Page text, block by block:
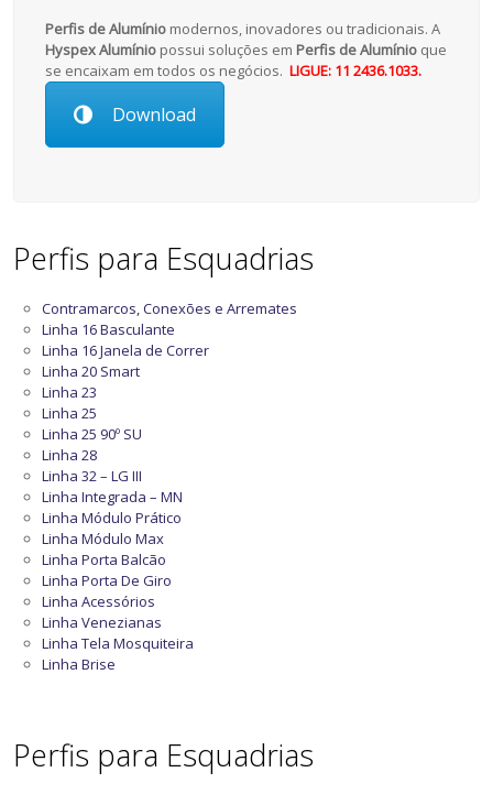
Perfis de Alumínio modernos, inovadores ou tradicionais. A
Hyspex Alumínio possui soluções em Perfis de Alumínio que
se encaixam em todos os negócios.LIGUE: 11 2436.1033.
Download
Perfis para Esquadrias
Contramarcos, Conexões e Arremates
Linha 16 Basculante
Linha 16 Janela de Correr
Linha 20 Smart
Linha 23
Linha 25
Linha 25 90º SU
Linha 28
Linha 32 – LG III
Linha Integrada – MN
Linha Módulo Prático
Linha Módulo Max
Linha Porta Balcão
Linha Porta De Giro
Linha Acessórios
Linha Venezianas
Linha Tela Mosquiteira
Linha Brise
Perfis para Esquadrias